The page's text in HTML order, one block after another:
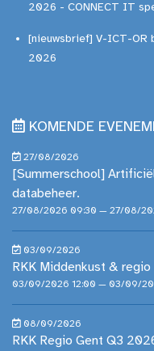
2026 - CONNECT IT
[nieuwsbrief] V-ICT-OR
2026
KOMENDE
27/08/2026
[Summerschool]
databeheer.
27/08/2026 09:30 — 27/08/
03/09/2026
RKK Middenkust &
03/09/2026 12:00 — 03/09/
08/09/2026
RKK Regio Gent Q3